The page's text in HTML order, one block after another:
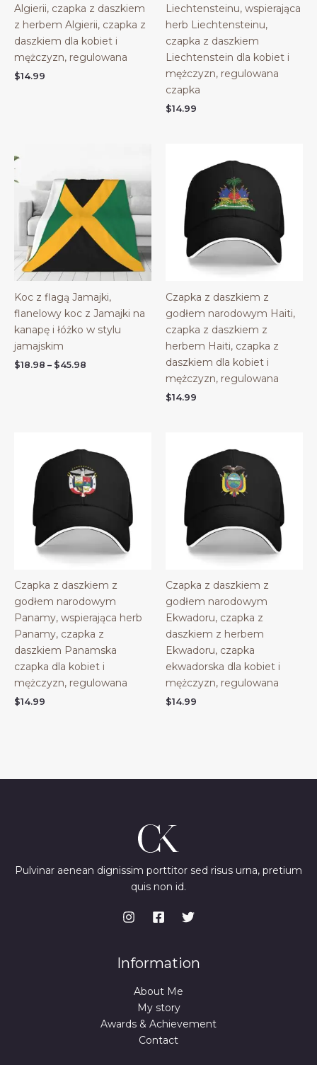
Algierii, czapka z daszkiem
z herbem Algierii, czapka z
daszkiem dla kobiet i
mężczyzn, regulowana
$14.99
Liechtensteinu, wspierająca
herb Liechtensteinu,
czapka z daszkiem
Liechtenstein dla kobiet i
mężczyzn, regulowana
czapka
$14.99
Koc z flagą Jamajki,
flanelowy koc z Jamajki na
kanapę i łóżko w stylu
jamajskim
$18.98 – $45.98
Czapka z daszkiem z
godłem narodowym Haiti,
czapka z daszkiem z
herbem Haiti, czapka z
daszkiem dla kobiet i
mężczyzn, regulowana
$14.99
Czapka z daszkiem z
godłem narodowym
Panamy, wspierająca herb
Panamy, czapka z
daszkiem Panamska
czapka dla kobiet i
mężczyzn, regulowana
$14.99
Czapka z daszkiem z
godłem narodowym
Ekwadoru, czapka z
daszkiem z herbem
Ekwadoru, czapka
ekwadorska dla kobiet i
mężczyzn, regulowana
$14.99
Pulvinar aenean dignissim porttitor sed risus urna, pretium
quis non id.
Information
About Me
My story
Awards & Achievement
Contact